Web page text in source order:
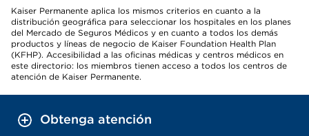
Kaiser Permanente aplica los mismos criterios en cuanto a la
distribución geográfica para seleccionar los hospitales en los planes
del Mercado de Seguros Médicos y en cuanto a todos los demás
productos y líneas de negocio de Kaiser Foundation Health Plan
(KFHP). Accesibilidad a las oficinas médicas y centros médicos en
este directorio: los miembros tienen acceso a todos los centros de
atención de Kaiser Permanente.
Obtenga atención